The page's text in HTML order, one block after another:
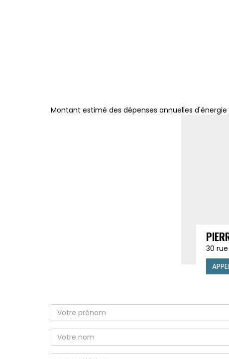
Montant estimé des dépenses annuelles
30 rue